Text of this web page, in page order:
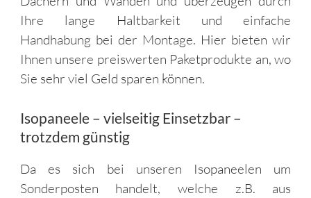
Ihre lange Haltbarkeit und einfache
Handhabung bei der Montage. Hier bieten wir
Ihnen unsere preiswerten Paketprodukte an, wo
Sie sehr viel Geld sparen können.
Isopaneele – vielseitig Einsetzbar –
trotzdem günstig
Da es sich bei unseren Isopaneelen um
Sonderposten handelt, welche z.B. aus